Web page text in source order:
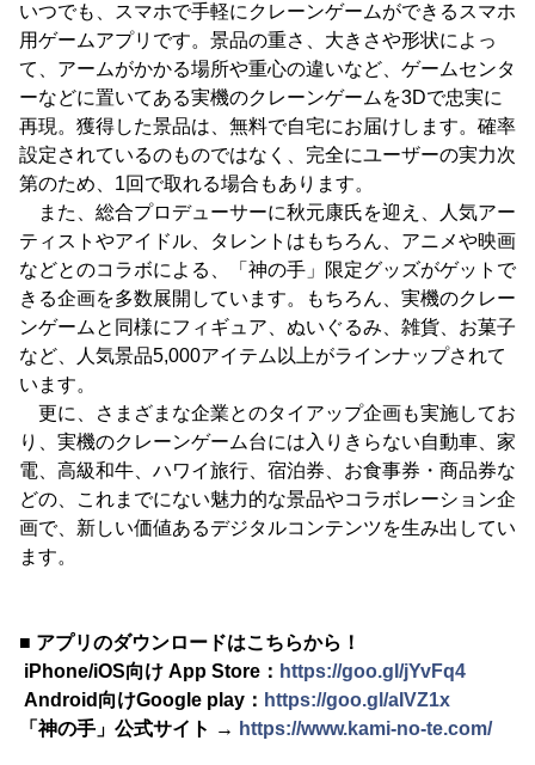
いつでも、スマホで手軽にクレーンゲームができるスマホ
用ゲームアプリです。景品の重さ、大きさや形状によっ
て、アームがかかる場所や重心の違いなど、ゲームセンタ
ーなどに置いてある実機のクレーンゲームを3Dで忠実に
再現。獲得した景品は、無料で自宅にお届けします。確率
設定されているのものではなく、完全にユーザーの実力次
第のため、1回で取れる場合もあります。
また、総合プロデューサーに秋元康氏を迎え、人気アー
ティストやアイドル、タレントはもちろん、アニメや映画
などとのコラボによる、「神の手」限定グッズがゲットで
きる企画を多数展開しています。もちろん、実機のクレー
ンゲームと同様にフィギュア、ぬいぐるみ、雑貨、お菓子
など、人気景品5,000アイテム以上がラインナップされて
います。
更に、さまざまな企業とのタイアップ企画も実施してお
り、実機のクレーンゲーム台には入りきらない自動車、家
電、高級和牛、ハワイ旅行、宿泊券、お食事券・商品券な
どの、これまでにない魅力的な景品やコラボレーション企
画で、新しい価値あるデジタルコンテンツを生み出してい
ます。
■ アプリのダウンロードはこちらから！
iPhone/iOS向け App Store： https://goo.gl/jYvFq4
Android向けGoogle play： https://goo.gl/aIVZ1x
「神の手」公式サイト → https://www.kami-no-te.com/